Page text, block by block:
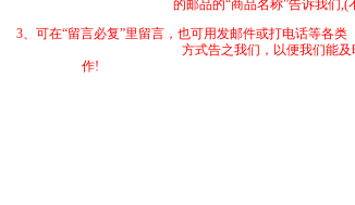
的邮品的“商品名称”告诉我们,(
3、可在“留言必复”里留言，
方式告之我们，以便我们能
作!